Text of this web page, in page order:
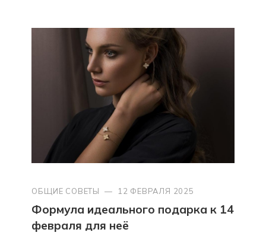
ОБЩИЕ СОВЕТЫ — 12 ФЕВРАЛЯ 2025
Формула идеального подарка к 14
февраля для неё